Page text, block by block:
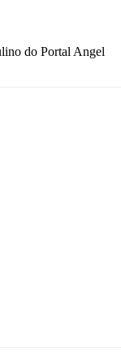
do Portal Angel